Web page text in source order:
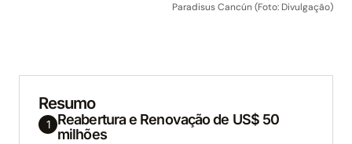
Paradisus Cancún (Foto: Divulgação)
Resumo
1
Reabertura e Renovação de US$ 50
milhões